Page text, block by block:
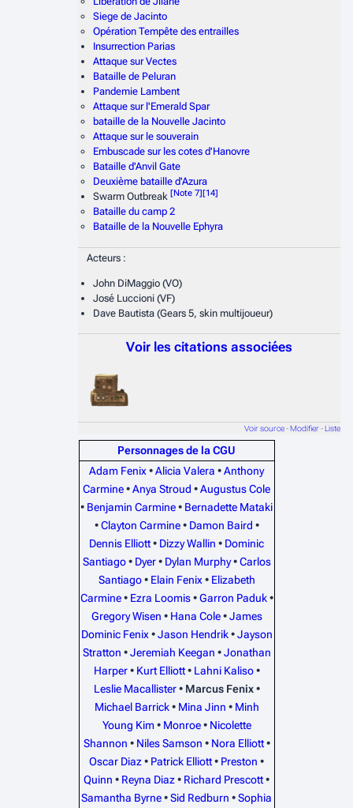
Siege de Jacinto
Opération Tempête des entrailles
Insurrection Parias
Attaque sur Vectes
Bataille de Peluran
Pandemie Lambent
Attaque sur l'Emerald Spar
bataille de la Nouvelle Jacinto
Attaque sur le souverain
Embuscade sur les cotes d'Hanovre
Bataille d'Anvil Gate
Deuxième bataille d'Azura
Swarm Outbreak [Note 7][14]
Bataille du camp 2
Bataille de la Nouvelle Ephyra
Acteurs :
John DiMaggio (VO)
José Luccioni (VF)
Dave Bautista (Gears 5, skin multijoueur)
Voir les citations associées
Voir source-Modifier-Liste
Personnages de la CGU
Adam Fenix•Alicia Valera •Anthony
Carmine•Anya Stroud •Augustus Cole
• Benjamin Carmine• Bernadette Mataki
•Clayton Carmine• Damon Baird •
Dennis Elliott• Dizzy Wallin • Dominic
Santiago• Dyer• Dylan Murphy•Carlos
Santiago• Elain Fenix• Elizabeth
Carmine• Ezra Loomis•Garron Paduk•
Gregory Wisen • Hana Cole•James
Dominic Fenix•Jason Hendrik•Jayson
Stratton •Jeremiah Keegan •Jonathan
Harper• Kurt Elliott• Lahni Kaliso•
Leslie Macallister• Marcus Fenix•
Michael Barrick• Mina Jinn • Minh
Young Kim• Monroe• Nicolette
Shannon • Niles Samson • Nora Elliott•
Oscar Diaz• Patrick Elliott• Preston •
Quinn • Reyna Diaz• Richard Prescott•
Samantha Byrne•Sid Redburn •Sophia